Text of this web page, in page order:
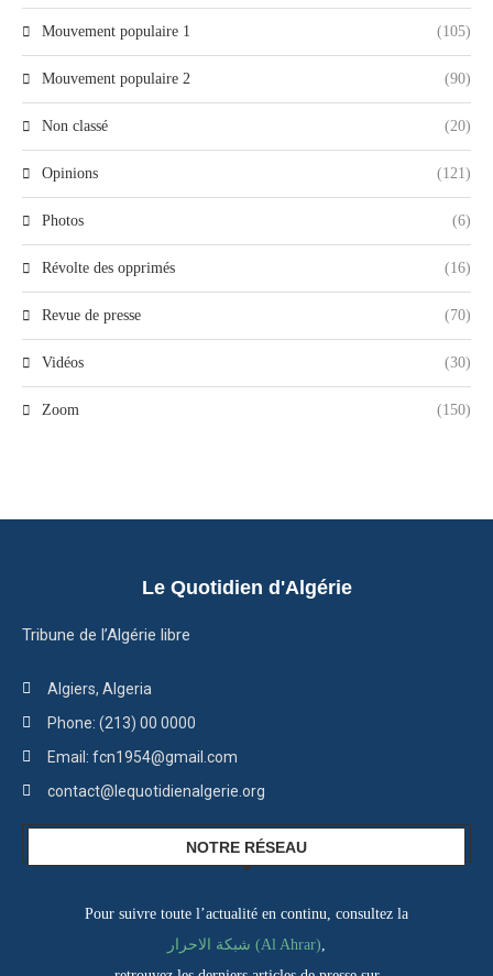
Mouvement populaire 1 (105)
Mouvement populaire 2 (90)
Non classé (20)
Opinions (121)
Photos (6)
Révolte des opprimés (16)
Revue de presse (70)
Vidéos (30)
Zoom (150)
Le Quotidien d'Algérie
Tribune de l’Algérie libre
Algiers, Algeria
Phone: (213) 00 0000
Email: fcn1954@gmail.com
contact@lequotidienalgerie.org
NOTRE RÉSEAU
Pour suivre toute l’actualité en continu, consultez la
شبكة الاحرار (Al Ahrar),